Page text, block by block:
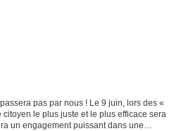
pas par nous ! Le 9 juin, lors des «
le plus juste et le plus efficace sera
un engagement puissant dans une